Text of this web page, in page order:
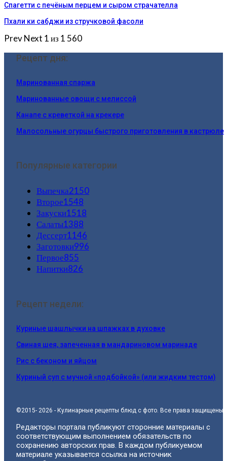
Спагетти с печёным перцем и сыром страчателла
Пхали ки сабджи из стручковой фасоли
PrevNext 1 из 1 560
Рецепт дня:
Маринованная спаржа
Маринованные овощи с мелиссой
Канапе с креветкой на крекере
Малосольные огурцы быстрого приготовления в кастрюле
Популярные категории
Выпечка2150
Второе1548
Закуски1518
Салаты1388
Дессерт1146
Заготовки996
Первое855
Напитки826
Рецепт недели:
Куриные шашлычки на шпажках в духовке
Свиная шея, запеченная в мандариновом маринаде
Рис с беконом и яйцом
Куриный суп с мучной «подбойкой» (или жидким тестом)
©2015- 2026 - Кулинарные рецепты блюд с фото. Все права защищены.
Редакторы портала публикуют сторонние материалы с
соответствующим выполнением обязательств по
сохранению авторских прав. В каждом публикуемом
материале указывается ссылка на источник